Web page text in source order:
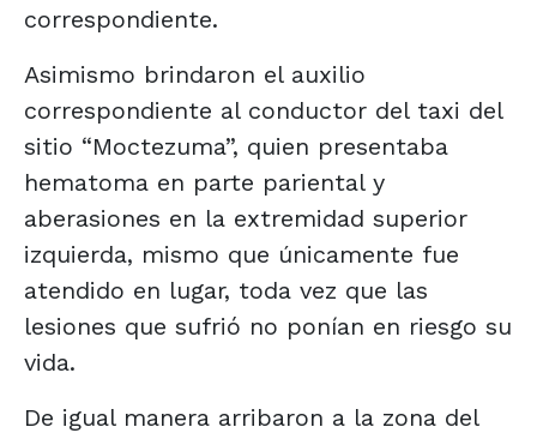
correspondiente.
Asimismo brindaron el auxilio
correspondiente al conductor del taxi del
sitio “Moctezuma”, quien presentaba
hematoma en parte pariental y
aberasiones en la extremidad superior
izquierda, mismo que únicamente fue
atendido en lugar, toda vez que las
lesiones que sufrió no ponían en riesgo su
vida.
De igual manera arribaron a la zona del